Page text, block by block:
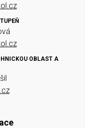
OBLAST A